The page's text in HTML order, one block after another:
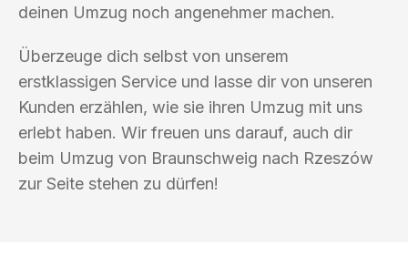
deinen Umzug noch angenehmer machen.
Überzeuge dich selbst von unserem
erstklassigen Service und lasse dir von unseren
Kunden erzählen, wie sie ihren Umzug mit uns
erlebt haben. Wir freuen uns darauf, auch dir
beim Umzug von Braunschweig nach Rzeszów
zur Seite stehen zu dürfen!